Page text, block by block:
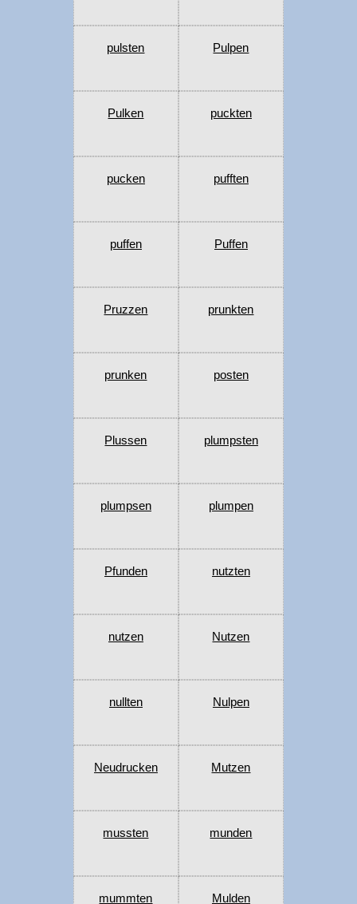
pulsten Pulpen
Pulken puckten
pucken pufften
puffen Puffen
Pruzzen prunkten
prunken posten
Plussen plumpsten
plumpsen plumpen
Pfunden nutzten
nutzen Nutzen
nullten Nulpen
Neudrucken Mutzen
mussten munden
mummten Mulden